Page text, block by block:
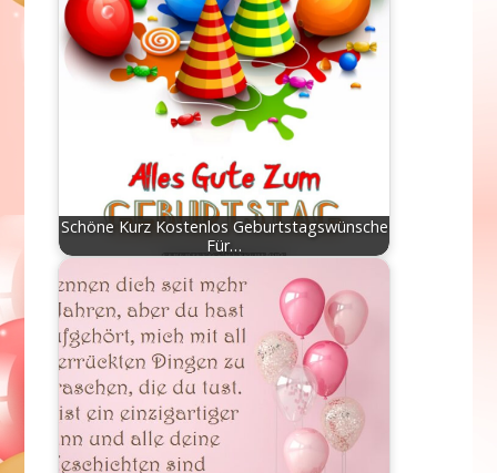
Schöne Kurz Kostenlos Geburtstagswünsche
Für…